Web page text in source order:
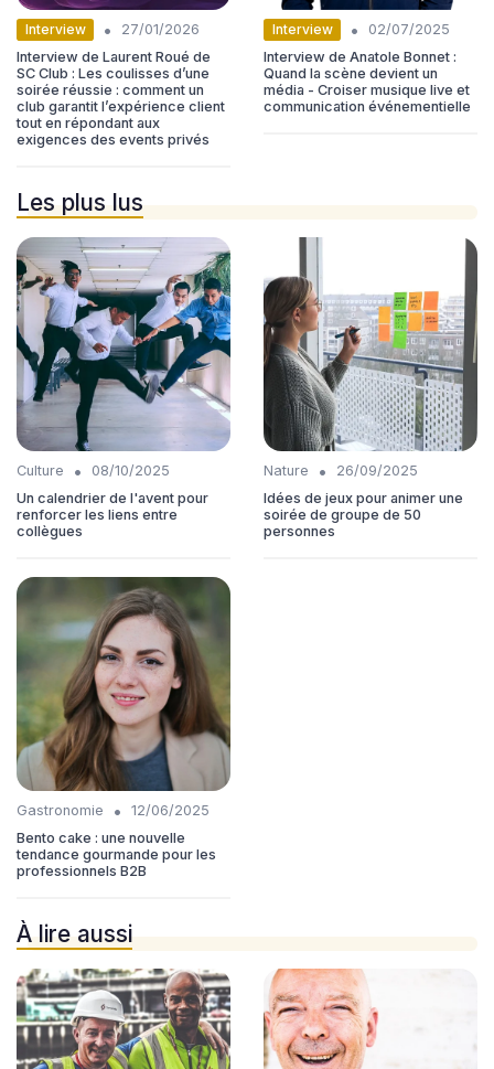
Interview •
27/01/2026
Interview de Laurent Roué de
SC Club : Les coulisses d’une
soirée réussie : comment un
club garantit l’expérience client
tout en répondant aux
exigences des events privés
Interview •
02/07/2025
Interview de Anatole Bonnet :
Quand la scène devient un
média - Croiser musique live et
communication événementielle
Les plus lus
Culture •
08/10/2025
Un calendrier de l'avent pour
renforcer les liens entre
collègues
Nature •
26/09/2025
Idées de jeux pour animer une
soirée de groupe de 50
personnes
Gastronomie •
12/06/2025
Bento cake : une nouvelle
tendance gourmande pour les
professionnels B2B
À lire aussi